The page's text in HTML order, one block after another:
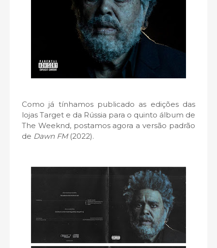
Como já tínhamos publicado as edições das
lojas Target e da Rússia para o quinto álbum de
The Weeknd, postamos agora a versão padrão
de Dawn FM(2022).